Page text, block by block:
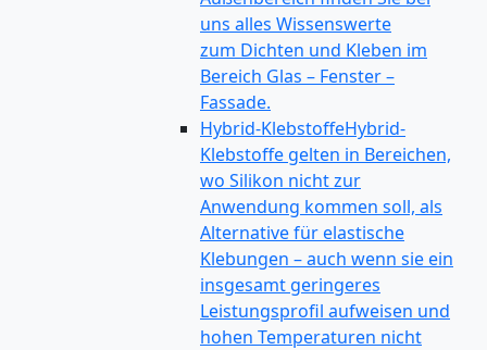
uns alles Wissenswerte
zum Dichten und Kleben im
Bereich Glas – Fenster –
Fassade.
Hybrid-KlebstoffeHybrid-
Klebstoffe gelten in Bereichen,
wo Silikon nicht zur
Anwendung kommen soll, als
Alternative für elastische
Klebungen – auch wenn sie ein
insgesamt geringeres
Leistungsprofil aufweisen und
hohen Temperaturen nicht